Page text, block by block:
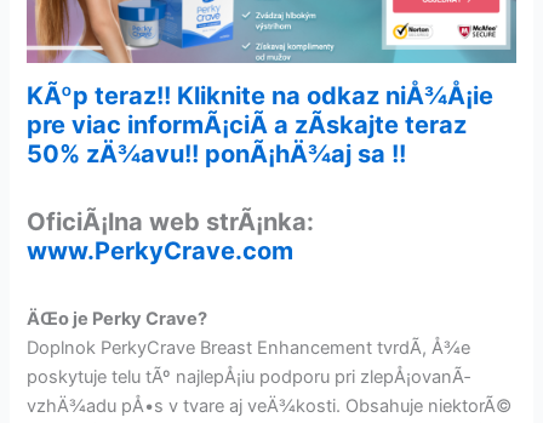
KÃºp teraz!! Kliknite na odkaz niÅ¾Å¡ie
pre viac informÃ¡ciÃ­ a zÃ­skajte teraz
50% zÄ¾avu!! ponÃ¡hÄ¾aj sa !!
OficiÃ¡lna web strÃ¡nka:
www.PerkyCrave.com
ÄŒo je Perky Crave?
Doplnok PerkyCrave Breast Enhancement tvrdÃ­, Å¾e
poskytuje telu tÃº najlepÅ¡iu podporu pri zlepÅ¡ovanÃ­
vzhÄ¾adu pÅ•s v tvare aj veÄ¾kosti. Obsahuje niektorÃ©